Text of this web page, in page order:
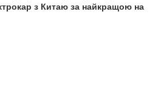
з Китаю за найкращою на